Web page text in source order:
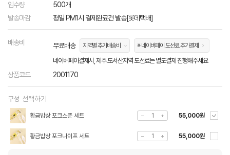
입수량
500개
발송마감
평일 PM1시 결제완료건 발송[롯데택배]
배송비 무료배송 지역별 추가배송비 ※ 네이버페이 도선료 추가결제
네이버페이결제시, 제주.도서산지역 도선료는 별도결제 진행해주세요
상품코드 2001170
구성 선택하기
황금밥상 포크스푼 세트 55,000원
황금밥상 포크나이프 세트 55,000원